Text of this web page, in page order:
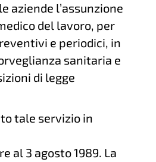
aziende l’assunzione
del lavoro, per
e periodici, in
sanitaria e
di legge
tale servizio in
al 3 agosto 1989. La